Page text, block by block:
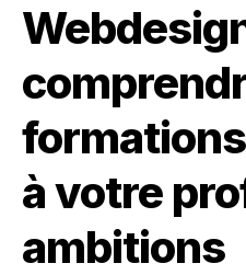
à votre
ambitions